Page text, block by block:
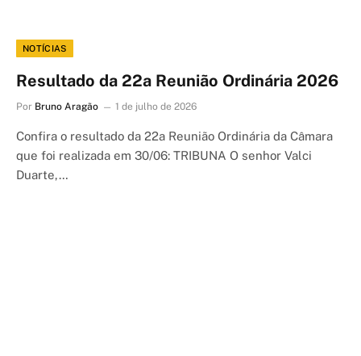
NOTÍCIAS
Resultado da 22a Reunião Ordinária 2026
Por Bruno Aragão 1 de julho de 2026
Confira o resultado da 22a Reunião Ordinária da Câmara
que foi realizada em 30/06: TRIBUNA O senhor Valci
Duarte,…